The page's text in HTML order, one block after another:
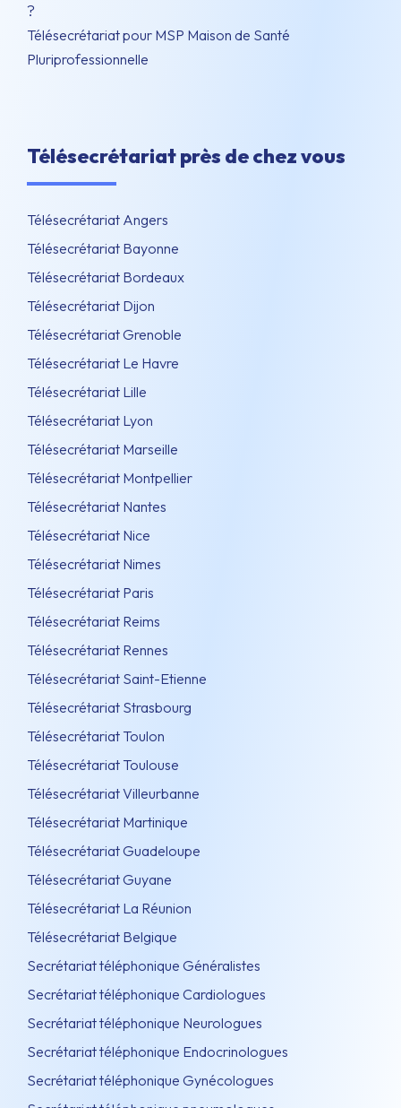
?
Télésecrétariat pour MSP Maison de Santé
Pluriprofessionnelle
Télésecrétariat près de chez vous
Télésecrétariat Angers
Télésecrétariat Bayonne
Télésecrétariat Bordeaux
Télésecrétariat Dijon
Télésecrétariat Grenoble
Télésecrétariat Le Havre
Télésecrétariat Lille
Télésecrétariat Lyon
Télésecrétariat Marseille
Télésecrétariat Montpellier
Télésecrétariat Nantes
Télésecrétariat Nice
Télésecrétariat Nimes
Télésecrétariat Paris
Télésecrétariat Reims
Télésecrétariat Rennes
Télésecrétariat Saint-Etienne
Télésecrétariat Strasbourg
Télésecrétariat Toulon
Télésecrétariat Toulouse
Télésecrétariat Villeurbanne
Télésecrétariat Martinique
Télésecrétariat Guadeloupe
Télésecrétariat Guyane
Télésecrétariat La Réunion
Télésecrétariat Belgique
Secrétariat téléphonique Généralistes
Secrétariat téléphonique Cardiologues
Secrétariat téléphonique Neurologues
Secrétariat téléphonique Endocrinologues
Secrétariat téléphonique Gynécologues